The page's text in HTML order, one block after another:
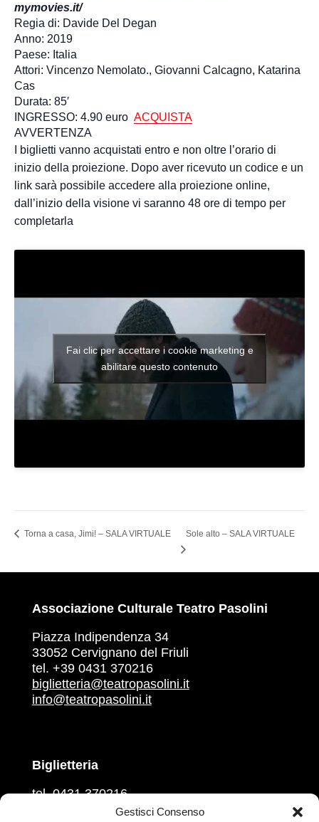
Gestisci Consenso
mymovies.it/
Regia di: Davide Del Degan
Anno: 2019
Paese: Italia
Attori: Vincenzo Nemolato., Giovanni Calcagno, Katarina
Cas
Durata: 85′
INGRESSO: 4.90 euro ACQUISTA
AVVERTENZA
I biglietti vanno acquistati entro e non oltre l’orario di
inizio della proiezione. Dopo aver ricevuto un codice e un
link sarà possibile accedere alla proiezione online,
dall’inizio della visione vi saranno 48 ore di tempo per
completarla
Fai clic per accettare i cookie marketing e
abilitare questo contenuto
Torna a casa, Jimi! – SALA VIRTUALE Sole alto – SALA VIRTUALE
Associazione Culturale Teatro Pasolini
Piazza Indipendenza 34
33052 Cervignano del Friuli
tel. +39 0431 370216
biglietteria@teatropasolini.it
info@teatropasolini.it
Biglietteria
tel. 0431 370216
martedì, mercoledì, venerdì